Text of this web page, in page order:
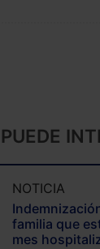
NOTICIA
familia que
mes